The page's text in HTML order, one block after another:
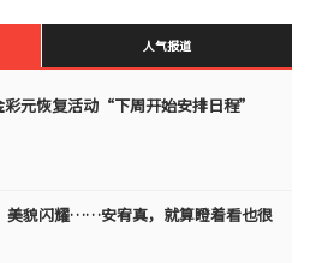
人气报道
彩元恢复活动“下周开始安排日程”
美貌闪耀……安宥真，就算瞪着看也很